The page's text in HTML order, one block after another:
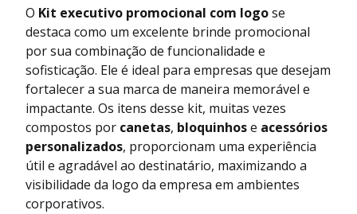
O Kit executivo promocional com logose
destaca como um excelente brinde promocional
por sua combinação de funcionalidade e
sofisticação. Ele é ideal para empresas que desejam
fortalecer a sua marca de maneira memorável e
impactante. Os itens desse kit, muitas vezes
compostos por canetas, bloquinhose acessórios
personalizados, proporcionam uma experiência
útil e agradável ao destinatário, maximizando a
visibilidade da logo da empresa em ambientes
corporativos.